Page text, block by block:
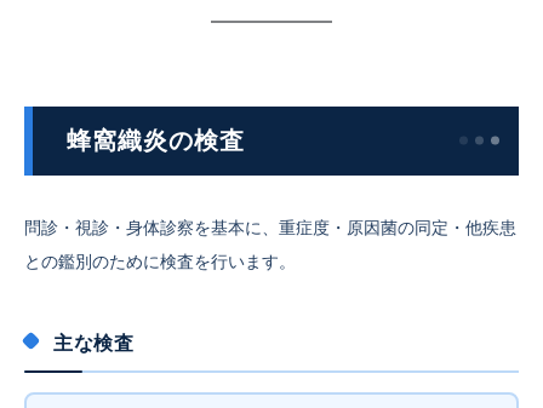
蜂窩織炎の検査
問診・視診・身体診察を基本に、重症度・原因菌の同定・他疾患
との鑑別のために検査を行います。
主な検査